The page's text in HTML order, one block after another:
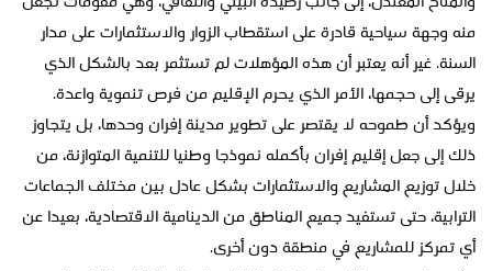
منه وجهة سياحية قادرة على استقطاب الزوار والاستثمارات على مدار
السنة. غير أنه يعتبر أن هذه المؤهلات لم تستثمر بعد بالشكل الذي
يرقى إلى حجمها، الأمر الذي يحرم الإقليم من فرص تنموية واعدة.
ويؤكد أن طموحه لا يقتصر على تطوير مدينة إفران وحدها، بل يتجاوز
ذلك إلى جعل إقليم إفران بأكمله نموذجا وطنيا للتنمية المتوازنة، من
خلال توزيع المشاريع والاستثمارات بشكل عادل بين مختلف الجماعات
الترابية، حتى تستفيد جميع المناطق من الدينامية الاقتصادية، بعيدا عن
أي تمركز للمشاريع في منطقة دون أخرى.